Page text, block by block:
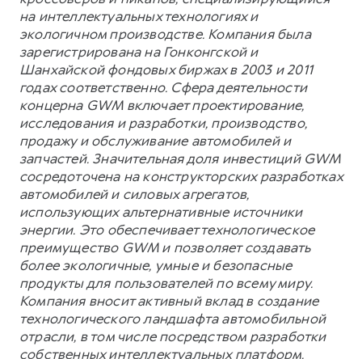
на интеллектуальных технологиях и
экологичном производстве. Компания была
зарегистрирована на Гонконгской и
Шанхайской фондовых биржах в 2003 и 2011
годах соответственно. Сфера деятельности
концерна GWM включает проектирование,
исследования и разработки, производство,
продажу и обслуживание автомобилей и
запчастей. Значительная доля инвестиций GWM
сосредоточена на конструкторских разработках
автомобилей и силовых агрегатов,
использующих альтернативные источники
энергии. Это обеспечивает технологическое
преимущество GWM и позволяет создавать
более экологичные, умные и безопасные
продукты для пользователей по всему миру.
Компания вносит активный вклад в создание
технологического ландшафта автомобильной
отрасли, в том числе посредством разработки
собственных интеллектуальных платформ.